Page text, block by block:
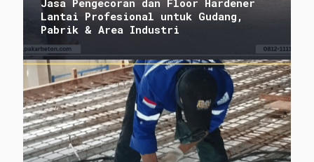
Lantai Profesional untuk Gudang,
Pabrik & Area Industri